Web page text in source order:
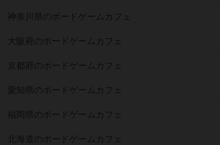
神奈川県のボードゲームカフェ
大阪府のボードゲームカフェ
京都府のボードゲームカフェ
愛知県のボードゲームカフェ
福岡県のボードゲームカフェ
北海道のボードゲームカフェ